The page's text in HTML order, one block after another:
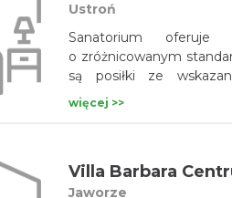
Ustroń
Sanatorium oferuje
o zróżnicowanym
są posiłki ze
małowęglowodanową
więcej >>
Villa Barbara
Jaworze